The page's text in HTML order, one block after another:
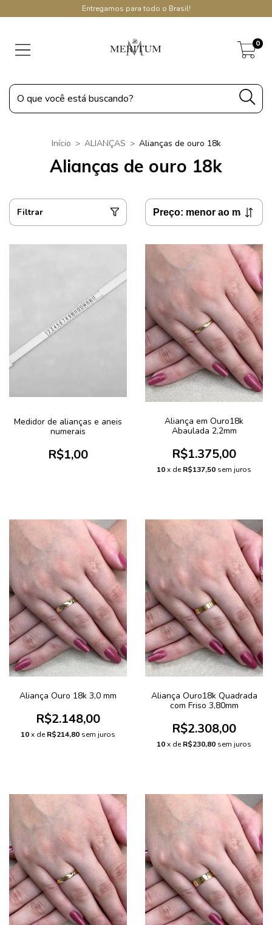
Entregamos para todo o Brasil!
0
Início > ALIANÇAS > Alianças de ouro 18k
Alianças de ouro 18k
Filtrar
Medidor de alianças e aneis
numerais
R$1,00
Aliança em Ouro18k
Abaulada 2,2mm
R$1.375,00
10x deR$137,50 sem juros
Aliança Ouro 18k 3,0 mm
R$2.148,00
10x deR$214,80 sem juros
Aliança Ouro18k Quadrada
com Friso 3,80mm
R$2.308,00
10x deR$230,80 sem juros